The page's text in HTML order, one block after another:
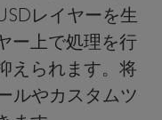
レイヤーを生
ー上で処理を行
えられます。将
ルやカスタムツ